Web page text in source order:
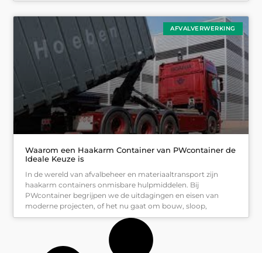
AFVALVERWERKING
Waarom een Haakarm Container van PWcontainer de
Ideale Keuze is
In de wereld van afvalbeheer en materiaaltransport zijn
haakarm containers onmisbare hulpmiddelen. Bij
PWcontainer begrijpen we de uitdagingen en eisen van
moderne projecten, of het nu gaat om bouw, sloop,